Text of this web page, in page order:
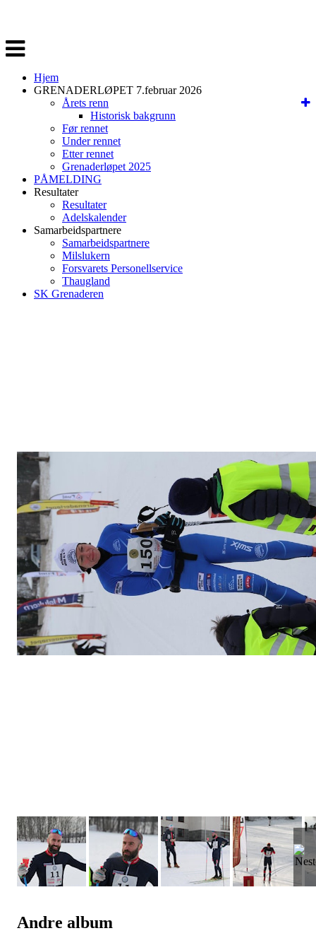
Veksle
navigasjon
Hjem
GRENADERLØPET 7.februar 2026
Årets renn
Historisk bakgrunn
Før rennet
Under rennet
Etter rennet
Grenaderløpet 2025
PÅMELDING
Resultater
Resultater
Adelskalender
Samarbeidspartnere
Samarbeidspartnere
Milslukern
Forsvarets Personellservice
Thaugland
SK Grenaderen
Andre album